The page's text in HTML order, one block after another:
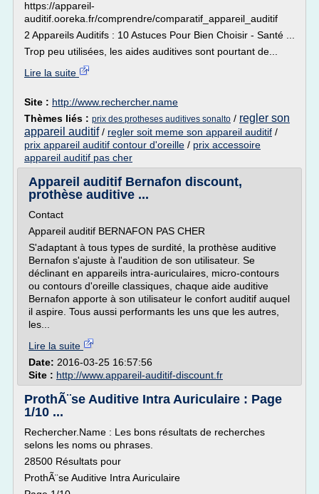
https://appareil-
auditif.ooreka.fr/comprendre/comparatif_appareil_auditif
2 Appareils Auditifs : 10 Astuces Pour Bien Choisir - Santé ...
Trop peu utilisées, les aides auditives sont pourtant de...
Lire la suite
Site : http://www.rechercher.name
Thèmes liés : prix des protheses auditives sonalto / regler son
appareil auditif/ regler soit meme son appareil auditif /
prix appareil auditif contour d'oreille / prix accessoire
appareil auditif pas cher
Appareil auditif Bernafon discount,
prothèse auditive ...
Contact
Appareil auditif BERNAFON PAS CHER
S'adaptant à tous types de surdité, la prothèse auditive
Bernafon s'ajuste à l'audition de son utilisateur. Se
déclinant en appareils intra-auriculaires, micro-contours
ou contours d'oreille classiques, chaque aide auditive
Bernafon apporte à son utilisateur le confort auditif auquel
il aspire. Tous aussi performants les uns que les autres,
les...
Lire la suite
Date: 2016-03-25 16:57:56
Site : http://www.appareil-auditif-discount.fr
ProthÃ¨se Auditive Intra Auriculaire : Page
1/10 ...
Rechercher.Name : Les bons résultats de recherches
selons les noms ou phrases.
28500 Résultats pour
ProthÃ¨se Auditive Intra Auriculaire